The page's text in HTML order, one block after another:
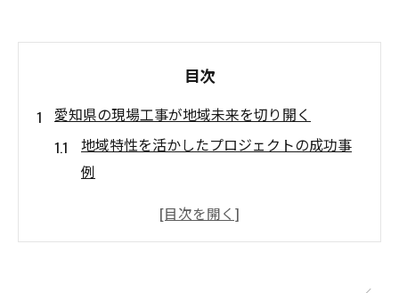
目次
愛知県の現場工事が地域未来を切り開く
地域特性を活かしたプロジェクトの成功事
例
愛知県の現場工事がもたらす経済効果